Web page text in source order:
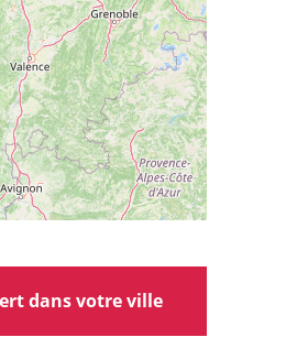
dans votre ville